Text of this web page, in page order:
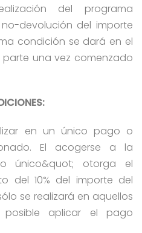
del programa
devolución del importe
condición se dará en el
una vez comenzado
en un único pago o
El acogerse a la
único&quot; otorga el
del 10% del importe del
se realizará en aquellos
aplicar el pago